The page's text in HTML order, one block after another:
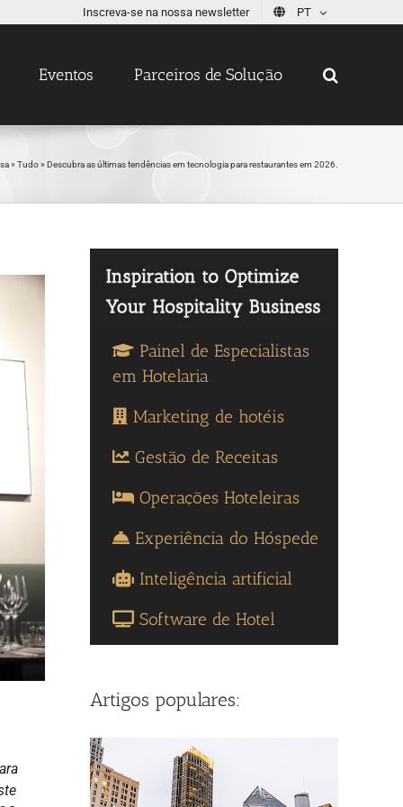
Inscreva-se na nossa newsletter PT
Eventos Parceiros de Solução
»Tudo» Descubra as últimas tendências em tecnologia para restaurantes em 2026.
Painel de Especialistas
em Hotelaria
Marketing de hotéis
Gestão de Receitas
Operações Hoteleiras
Experiência do Hóspede
Inteligência artificial
Software de Hotel
Artigos populares: